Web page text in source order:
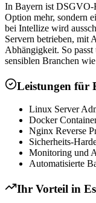
In Bayern ist DSGVO-
Option mehr, sondern
bei Intellize wird
Servern betrieben, mit
Abhängigkeit. So passt
sensiblen Branchen
Leistungen für
Linux Server
Docker
Nginx Reverse
Sicherheits-
Monitoring und
Automatisierte
Ihr Vorteil in